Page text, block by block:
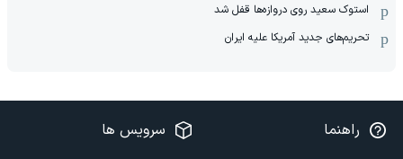
استوک سعید روی دروازه‌ها قفل شد
تحریم‌های جدید آمریکا علیه ایران
راهنما سرویس ها